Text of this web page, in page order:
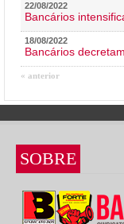
22/08/2022
Bancários
18/08/2022
Bancários
« anterior
SOBRE